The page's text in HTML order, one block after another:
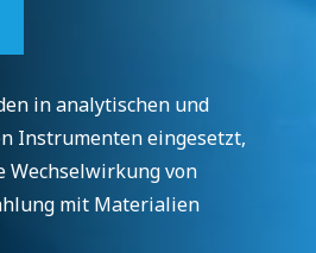
in analytischen und
Instrumenten eingesetzt,
Wechselwirkung von
mit Materialien